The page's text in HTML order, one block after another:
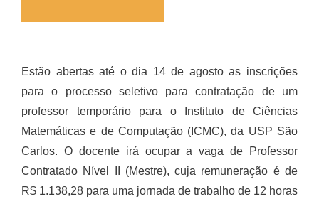
Estão abertas até o dia 14 de agosto as inscrições
para o processo seletivo para contratação de um
professor temporário para o Instituto de Ciências
Matemáticas e de Computação (ICMC), da USP São
Carlos. O docente irá ocupar a vaga de Professor
Contratado Nível II (Mestre), cuja remuneração é de
R$ 1.138,28 para uma jornada de trabalho de 12 horas